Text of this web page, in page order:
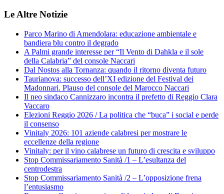
Le Altre Notizie
Parco Marino di Amendolara: educazione ambientale e
bandiera blu contro il degrado
A Palmi grande interesse per “Il Vento di Dahkla e il sole
della Calabria” del console Naccari
Dal Nostos alla Tornanza: quando il ritorno diventa futuro
Taurianova: successo dell’XI edizione del Festival dei
Madonnari. Plauso del console del Marocco Naccari
Il neo sindaco Cannizzaro incontra il prefetto di Reggio Clara
Vaccaro
Elezioni Reggio 2026 / La politica che “buca” i social e perde
il consenso
Vinitaly 2026: 101 aziende calabresi per mostrare le
eccellenze della regione
Vinitaly: per il vino calabrese un futuro di crescita e sviluppo
Stop Commissariamento Sanità /1 – L’esultanza del
centrodestra
Stop Commissariamento Sanità /2 – L’opposizione frena
l’entusiasmo